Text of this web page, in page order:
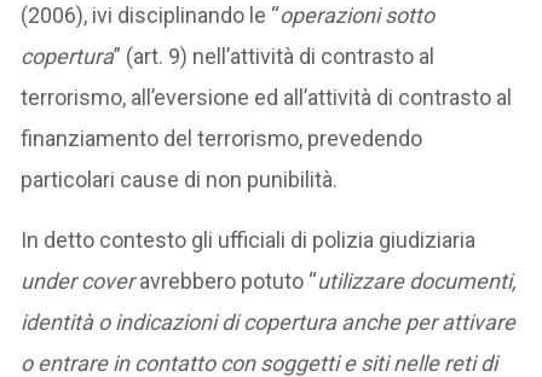
(2006), ivi disciplinando le “operazioni sotto
copertura” (art. 9) nell’attività di contrasto al
terrorismo, all’eversione ed all’attività di contrasto al
finanziamento del terrorismo, prevedendo
particolari cause di non punibilità.
In detto contesto gli ufficiali di polizia giudiziaria
under coveravrebbero potuto “utilizzare documenti,
identità o indicazioni di copertura anche per attivare
o entrare in contatto con soggetti e siti nelle reti di